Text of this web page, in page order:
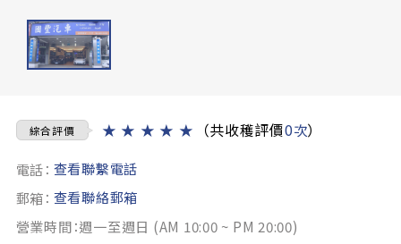
綜合評價 ★ ★ ★ ★ ★ （共收穫評價0次）
電話： 查看聯繫電話
郵箱： 查看聯絡郵箱
營業時間：週一至週日 (AM 10:00 ~ PM 20:00)